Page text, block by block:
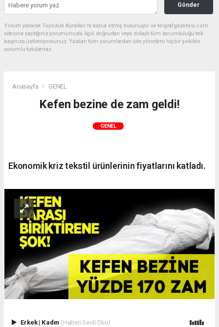
Gönder
Yorum yazarak Topluluk Kuralları’nı kabul etmiş bulunuyor ve telgrafgazetesi.com
sitesine yaptığınız yorumunuzla ilgili doğrudan veya dolaylı tüm sorumluluğu tek
başınıza üstleniyorsunuz. Yazılan tüm yorumlardan site yönetimi hiçbir şekilde
sorumlu tutulamaz.
Anasayfa GENEL
Kefen bezine de zam geldi!
GENEL
Ekonomik kriz tekstil ürünlerinin fiyatlarını katladı.
Erkek| Kadın (Haberi Sesli Oku)